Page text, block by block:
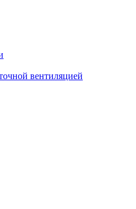
вентиляцией